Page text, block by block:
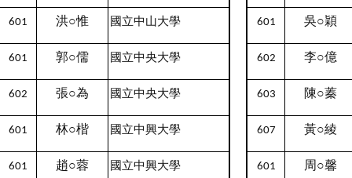
601 洪○惟 國立中山大學 601 吳○穎
601 郭○儒 國立中央大學 602 李○億
602 張○為 國立中央大學 603 陳○蓁
601 林○楷 國立中興大學 607 黃○綾
601 趙○蓉 國立中興大學 601 周○馨